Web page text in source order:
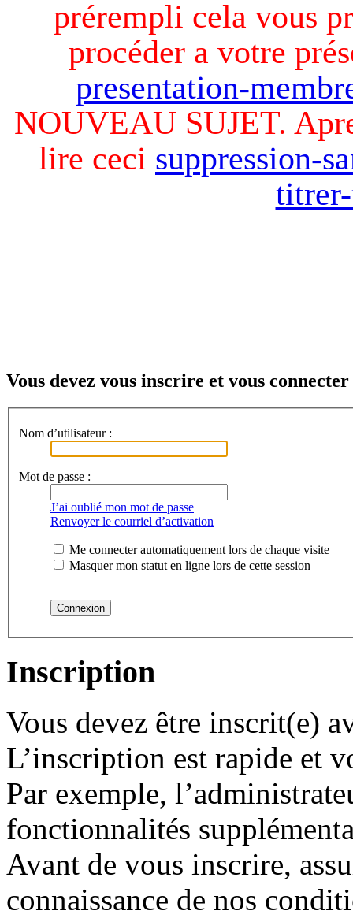
prérempli cela vous
procéder a votre
presentation-
NOUVEAU SUJET.
lire ceci suppression-
Vous devez vous inscrire et vous
Nom d’utilisateur :
Mot de passe :
J’ai oublié mon mot de passe
Renvoyer le courriel d’activation
Me connecter automatiquement lors de chaque visite
Masquer mon statut en ligne lors de cette session
Inscription
Vous devez être inscrit(e)
L’inscription est rapide et
Par exemple,
fonctionnalités
Avant de vous inscrire,
connaissance de nos